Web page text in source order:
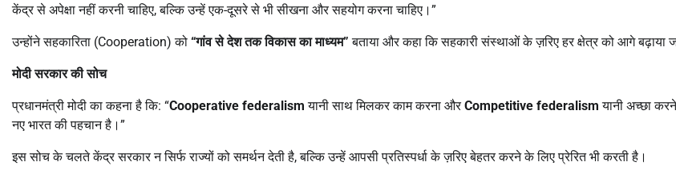
केंद्र से अपेक्षा नहीं करनी चाहिए, बल्कि उन्हें एक-दूसरे से भी सीखना और सहयोग करना चाहिए।”
उन्होंने सहकारिता (Cooperation) को “गांव से देश तक विकास का माध्यम” बताया और कहा कि सहकारी संस्थाओं के ज़रिए हर क्षेत्र को आगे बढ़ाया
मोदी सरकार की सोच
प्रधानमंत्री मोदी का कहना है कि: “Cooperative federalism यानी साथ मिलकर काम करना औरCompetitive federalism यानी अच्छा
नए भारत की पहचान है।”
इस सोच के चलते केंद्र सरकार न सिर्फ राज्यों को समर्थन देती है, बल्कि उन्हें आपसी प्रतिस्पर्धा के ज़रिए बेहतर करने के लिए प्रेरित भी करती है।